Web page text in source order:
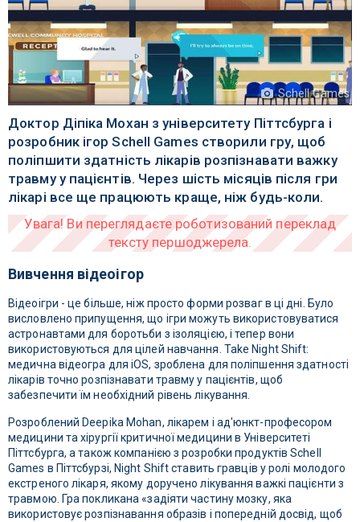
Schell Games
Доктор Діпіка Мохан з університету Піттсбурга і
розробник ігор Schell Games створили гру, щоб
поліпшити здатність лікарів розпізнавати важку
травму у пацієнтів. Через шість місяців після гри
лікарі все ще працюють краще, ніж будь-коли.
Вивчення відеоігор
Відеоігри - це більше, ніж просто форми розваг в ці дні. Було
висловлено припущення, що ігри можуть використовуватися
астронавтами для боротьби з ізоляцією, і тепер вони
використовуються для цілей навчання. Take Night Shift:
медична відеогра для iOS, зроблена для поліпшення здатності
лікарів точно розпізнавати травму у пацієнтів, щоб
забезпечити їм необхідний рівень лікування.
Розроблений Deepika Mohan, лікарем і ад'юнкт-професором
медицини та хірургії критичної медицини в Університеті
Піттсбурга, а також компанією з розробки продуктів Schell
Games в Піттсбурзі, Night Shift ставить гравців у ролі молодого
екстреного лікаря, якому доручено лікування важкі пацієнти з
травмою. Гра покликана «задіяти частину мозку, яка
використовує розпізнавання образів і попередній досвід, щоб